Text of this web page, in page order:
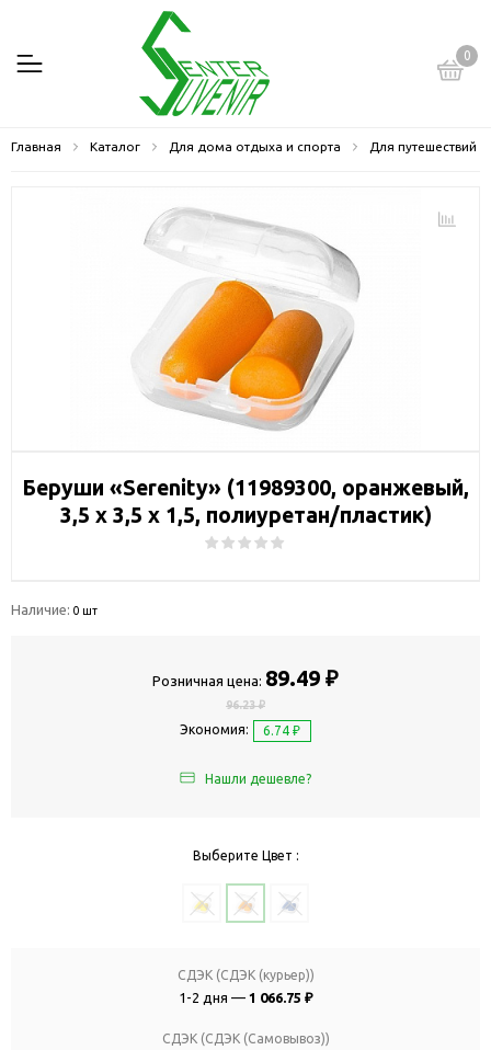
0
Главная Каталог Для дома отдыха и спорта Для путешествий
Беруши «Serenity» (11989300, оранжевый,
3,5 х 3,5 х 1,5, полиуретан/пластик)
Наличие: 0 шт
Розничная цена: 89.49 ₽
96.23 ₽
Экономия: 6.74 ₽
Нашли дешевле?
Выберите Цвет :
СДЭК (СДЭК (курьер))
1-2 дня — 1 066.75 ₽
СДЭК (СДЭК (Самовывоз))